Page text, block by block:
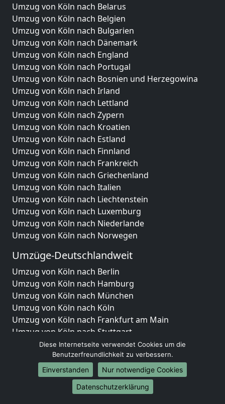
Umzug von Köln nach Belarus
Umzug von Köln nach Belgien
Umzug von Köln nach Bulgarien
Umzug von Köln nach Dänemark
Umzug von Köln nach England
Umzug von Köln nach Portugal
Umzug von Köln nach Bosnien und Herzegowina
Umzug von Köln nach Irland
Umzug von Köln nach Lettland
Umzug von Köln nach Zypern
Umzug von Köln nach Kroatien
Umzug von Köln nach Estland
Umzug von Köln nach Finnland
Umzug von Köln nach Frankreich
Umzug von Köln nach Griechenland
Umzug von Köln nach Italien
Umzug von Köln nach Liechtenstein
Umzug von Köln nach Luxemburg
Umzug von Köln nach Niederlande
Umzug von Köln nach Norwegen
Umzüge-Deutschlandweit
Umzug von Köln nach Berlin
Umzug von Köln nach Hamburg
Umzug von Köln nach München
Umzug von Köln nach Köln
Umzug von Köln nach Frankfurt am Main
Umzug von Köln nach Stuttgart
Umzug von Köln nach Düsseldorf
Umzug von Köln nach Leipzig
Umzug von Köln nach Dortmund
Umzug von Köln nach Essen
Umzug von Köln nach Bremen
Diese Internetseite verwendet Cookies um die
Benutzerfreundlichkeit zu verbessern.
Einverstanden
Nur notwendige Cookies
Datenschutzerklärung